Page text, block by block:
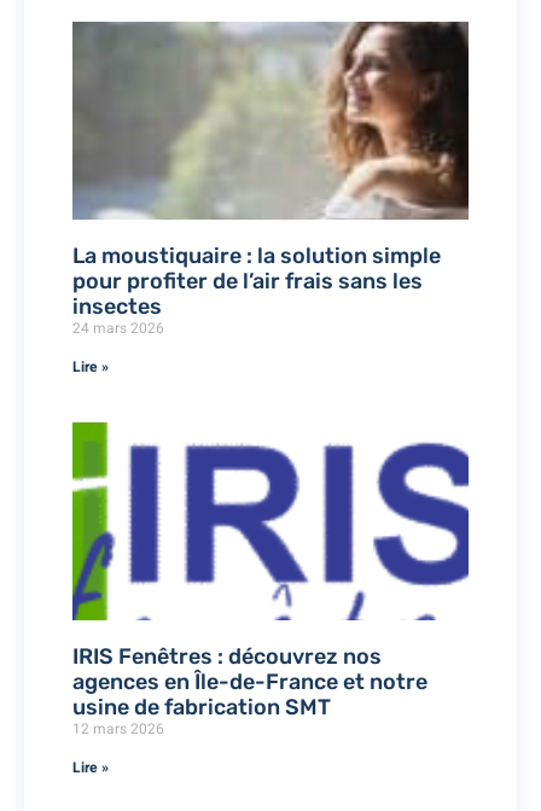
La moustiquaire : la solution simple
pour profiter de l’air frais sans les
insectes
24 mars 2026
Lire »
IRIS Fenêtres : découvrez nos
agences en Île-de-France et notre
usine de fabrication SMT
12 mars 2026
Lire »